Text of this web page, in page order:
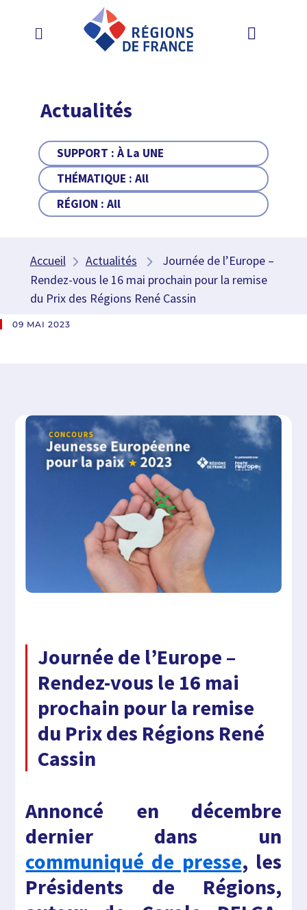
Actualités
SUPPORT :À La UNE
THÉMATIQUE :All
RÉGION :All
Accueil Actualités
Journée de l’Europe –
Rendez-vous le 16 mai prochain pour la remise
du Prix des Régions René Cassin
09 MAI 2023
Journée de l’Europe –
Rendez-vous le 16 mai
prochain pour la remise
du Prix des Régions René
Cassin
Annoncé en décembre
dernier dans un
communiqué de presse, les
Présidents de Régions,